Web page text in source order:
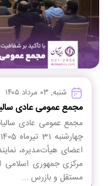
شنبه, ۰۳ مرداد ۱۴۰۵
مجمع عمومی عادی
مجمع عمومی عادی
اعضای هیأت‌مدیره،
مرکزی جمهوری اسلامی
مستقل و بازرس ...